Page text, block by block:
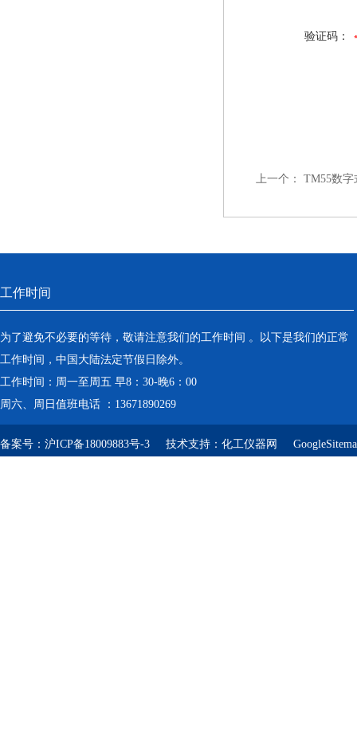
验证码：
上一个： TM55数
工作时间
为了避免不必要的等待，敬请注意我们的工作时间 。以下是我们的正常
工作时间，中国大陆法定节假日除外。
工作时间：周一至周五 早8：30-晚6：00
周六、周日值班电话 ：13671890269
备案号： 沪ICP备18009883号-3 技术支持： 化工仪器网